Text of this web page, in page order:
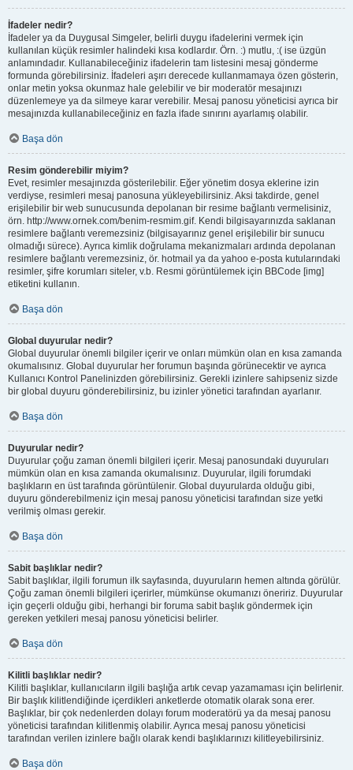
İfadeler nedir?
İfadeler ya da Duygusal Simgeler, belirli duygu ifadelerini vermek için
kullanılan küçük resimler halindeki kısa kodlardır. Örn. :) mutlu, :( ise üzgün
anlamındadır. Kullanabileceğiniz ifadelerin tam listesini mesaj gönderme
formunda görebilirsiniz. İfadeleri aşırı derecede kullanmamaya özen gösterin,
onlar metin yoksa okunmaz hale gelebilir ve bir moderatör mesajınızı
düzenlemeye ya da silmeye karar verebilir. Mesaj panosu yöneticisi ayrıca bir
mesajınızda kullanabileceğiniz en fazla ifade sınırını ayarlamış olabilir.
Başa dön
Resim gönderebilir miyim?
Evet, resimler mesajınızda gösterilebilir. Eğer yönetim dosya eklerine izin
verdiyse, resimleri mesaj panosuna yükleyebilirsiniz. Aksi takdirde, genel
erişilebilir bir web sunucusunda depolanan bir resime bağlantı vermelisiniz,
örn. http://www.ornek.com/benim-resmim.gif. Kendi bilgisayarınızda saklanan
resimlere bağlantı veremezsiniz (bilgisayarınız genel erişilebilir bir sunucu
olmadığı sürece). Ayrıca kimlik doğrulama mekanizmaları ardında depolanan
resimlere bağlantı veremezsiniz, ör. hotmail ya da yahoo e-posta kutularındaki
resimler, şifre korumları siteler, v.b. Resmi görüntülemek için BBCode [img]
etiketini kullanın.
Başa dön
Global duyurular nedir?
Global duyurular önemli bilgiler içerir ve onları mümkün olan en kısa zamanda
okumalısınız. Global duyurular her forumun başında görünecektir ve ayrıca
Kullanıcı Kontrol Panelinizden görebilirsiniz. Gerekli izinlere sahipseniz sizde
bir global duyuru gönderebilirsiniz, bu izinler yönetici tarafından ayarlanır.
Başa dön
Duyurular nedir?
Duyurular çoğu zaman önemli bilgileri içerir. Mesaj panosundaki duyuruları
mümkün olan en kısa zamanda okumalısınız. Duyurular, ilgili forumdaki
başlıkların en üst tarafında görüntülenir. Global duyurularda olduğu gibi,
duyuru gönderebilmeniz için mesaj panosu yöneticisi tarafından size yetki
verilmiş olması gerekir.
Başa dön
Sabit başlıklar nedir?
Sabit başlıklar, ilgili forumun ilk sayfasında, duyuruların hemen altında görülür.
Çoğu zaman önemli bilgileri içerirler, mümkünse okumanızı öneririz. Duyurular
için geçerli olduğu gibi, herhangi bir foruma sabit başlık göndermek için
gereken yetkileri mesaj panosu yöneticisi belirler.
Başa dön
Kilitli başlıklar nedir?
Kilitli başlıklar, kullanıcıların ilgili başlığa artık cevap yazamaması için belirlenir.
Bir başlık kilitlendiğinde içerdikleri anketlerde otomatik olarak sona erer.
Başlıklar, bir çok nedenlerden dolayı forum moderatörü ya da mesaj panosu
yöneticisi tarafından kilitlenmiş olabilir. Ayrıca mesaj panosu yöneticisi
tarafından verilen izinlere bağlı olarak kendi başlıklarınızı kilitleyebilirsiniz.
Başa dön